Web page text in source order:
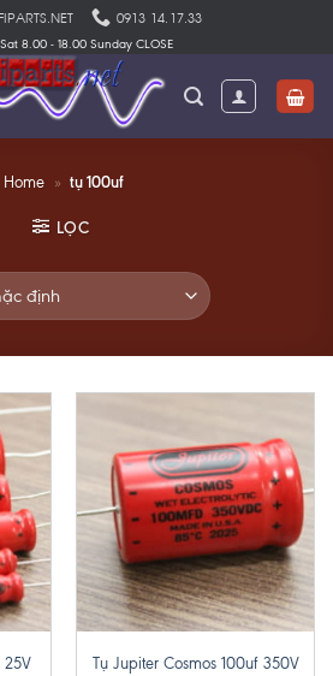
0913 14.17.33
8.00 - 18.00 Sunday CLOSE
Home » tụ 100uf
LỌC
25V
Tụ Jupiter Cosmos 100uf 350V